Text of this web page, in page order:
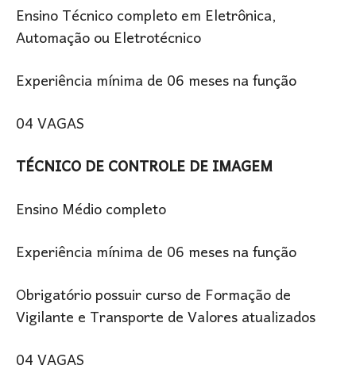
Ensino Técnico completo em Eletrônica,
Automação ou Eletrotécnico
Experiência mínima de 06 meses na função
04 VAGAS
TÉCNICO DE CONTROLE DE IMAGEM
Ensino Médio completo
Experiência mínima de 06 meses na função
Obrigatório possuir curso de Formação de
Vigilante e Transporte de Valores atualizados
04 VAGAS